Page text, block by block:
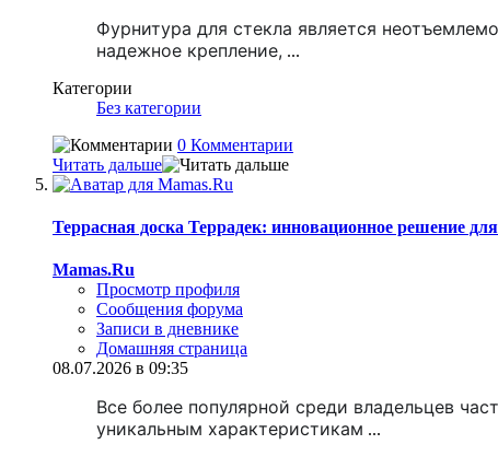
Фурнитура для стекла является
надежное крепление, ...
Категории
Без категории
0 Комментарии
Читать дальше
Террасная доска Террадек: инновационное решение
Mamas.Ru
Просмотр профиля
Сообщения форума
Записи в дневнике
Домашняя страница
08.07.2026 в 09:35
Все более популярной среди владельцев
уникальным характеристикам ...